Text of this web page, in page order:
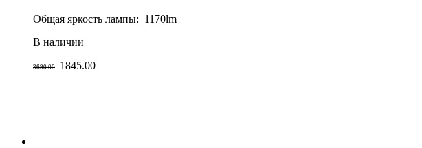
Общая яркость лампы: 1170lm
В наличии
3690.00 1845.00